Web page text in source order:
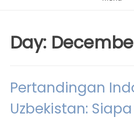
Day:
Pertandingan
Uzbekistan: